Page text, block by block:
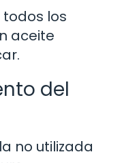
los
aceite
del
no utilizada